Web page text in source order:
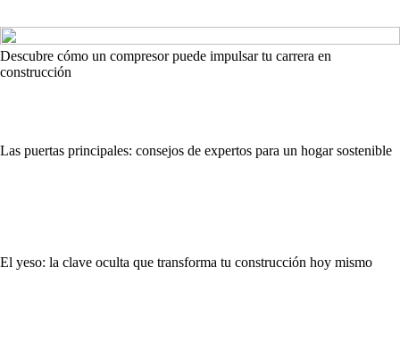
Descubre cómo un compresor puede impulsar tu carrera en
construcción
Las puertas principales: consejos de expertos para un hogar sostenible
El yeso: la clave oculta que transforma tu construcción hoy mismo